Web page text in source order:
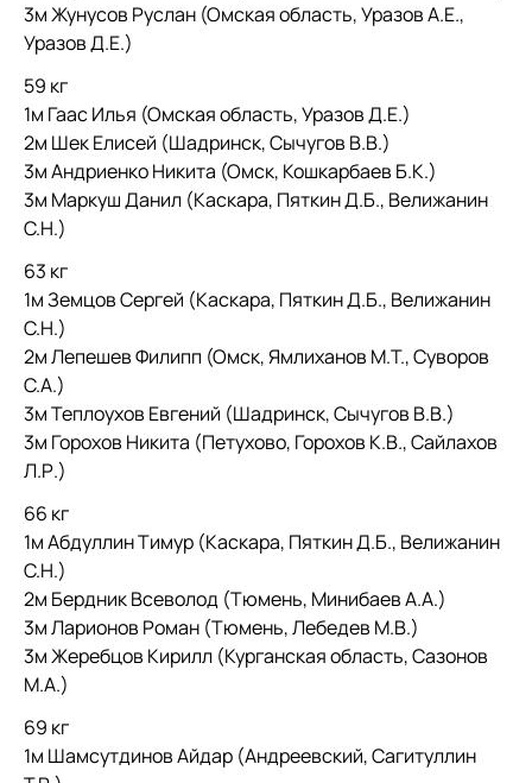
3м Жунусов Руслан (Омская область, Уразов А.Е.,
Уразов Д.Е.)
59 кг
1м Гаас Илья (Омская область, Уразов Д.Е.)
2м Шек Елисей (Шадринск, Сычугов В.В.)
3м Андриенко Никита (Омск, Кошкарбаев Б.К.)
3м Маркуш Данил (Каскара, Пяткин Д.Б., Велижанин
С.Н.)
63 кг
1м Земцов Сергей (Каскара, Пяткин Д.Б., Велижанин
С.Н.)
2м Лепешев Филипп (Омск, Ямлиханов М.Т., Суворов
С.А.)
3м Теплоухов Евгений (Шадринск, Сычугов В.В.)
3м Горохов Никита (Петухово, Горохов К.В., Сайлахов
Л.Р.)
66 кг
1м Абдуллин Тимур (Каскара, Пяткин Д.Б., Велижанин
С.Н.)
2м Бердник Всеволод (Тюмень, Минибаев А.А.)
3м Ларионов Роман (Тюмень, Лебедев М.В.)
3м Жеребцов Кирилл (Курганская область, Сазонов
М.А.)
69 кг
1м Шамсутдинов Айдар (Андреевский, Сагитуллин